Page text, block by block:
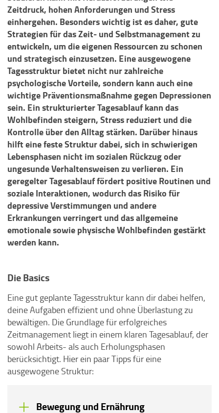
Zeitdruck, hohen Anforderungen und Stress
einhergehen. Besonders wichtig ist es daher, gute
Strategien für das Zeit- und Selbstmanagement zu
entwickeln, um die eigenen Ressourcen zu schonen
und strategisch einzusetzen. Eine ausgewogene
Tagesstruktur bietet nicht nur zahlreiche
psychologische Vorteile, sondern kann auch eine
wichtige Präventionsmaßnahme gegen Depressionen
sein. Ein strukturierter Tagesablauf kann das
Wohlbefinden steigern, Stress reduziert und die
Kontrolle über den Alltag stärken. Darüber hinaus
hilft eine feste Struktur dabei, sich in schwierigen
Lebensphasen nicht im sozialen Rückzug oder
ungesunde Verhaltensweisen zu verlieren. Ein
geregelter Tagesablauf fördert positive Routinen und
soziale Interaktionen, wodurch das Risiko für
depressive Verstimmungen und andere
Erkrankungen verringert und das allgemeine
emotionale sowie physische Wohlbefinden gestärkt
werden kann.
Die Basics
Eine gut geplante Tagesstruktur kann dir dabei helfen,
deine Aufgaben effizient und ohne Überlastung zu
bewältigen. Die Grundlage für erfolgreiches
Zeitmanagement liegt in einem klaren Tagesablauf, der
sowohl Arbeits- als auch Erholungsphasen
berücksichtigt. Hier ein paar Tipps für eine
ausgewogene Struktur:
Bewegung und Ernährung